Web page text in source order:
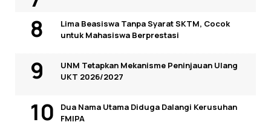
Lima Beasiswa Tanpa Syarat SKTM, Cocok
untuk Mahasiswa Berprestasi
UNM Tetapkan Mekanisme Peninjauan Ulang
UKT 2026/2027
Dua Nama Utama Diduga Dalangi Kerusuhan
FMIPA